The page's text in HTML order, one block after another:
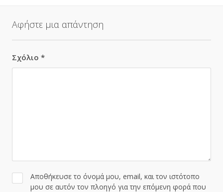
Αφήστε μια απάντηση
Σχόλιο *
Αποθήκευσε το όνομά μου, email, και τον ιστότοπο
μου σε αυτόν τον πλοηγό για την επόμενη φορά που